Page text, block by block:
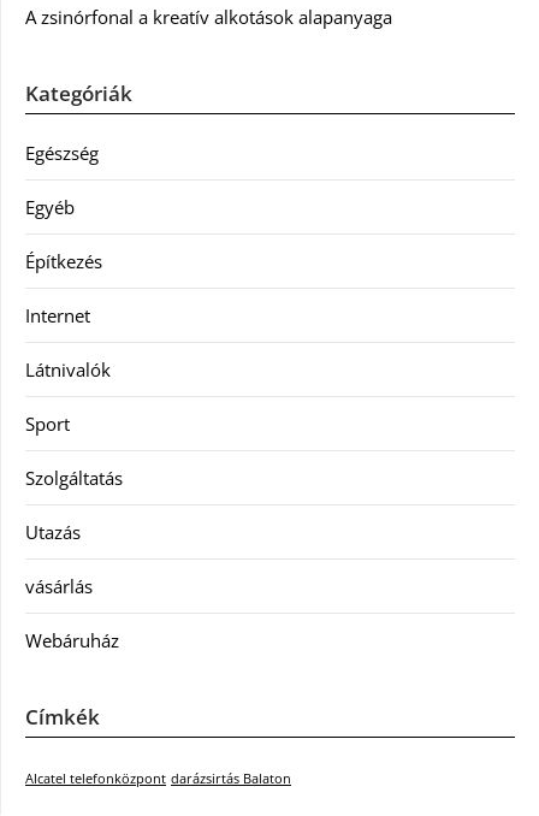
A zsinórfonal a kreatív alkotások alapanyaga
Kategóriák
Egészség
Egyéb
Építkezés
Internet
Látnivalók
Sport
Szolgáltatás
Utazás
vásárlás
Webáruház
Címkék
Alcatel telefonközpont darázsirtás Balaton